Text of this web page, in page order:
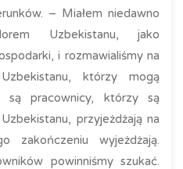
– Miałem niedawno
Uzbekistanu, jako
i rozmawialiśmy na
którzy mogą
pracownicy, którzy są
przyjeżdżają na
wyjeżdżają.
powinniśmy szukać.